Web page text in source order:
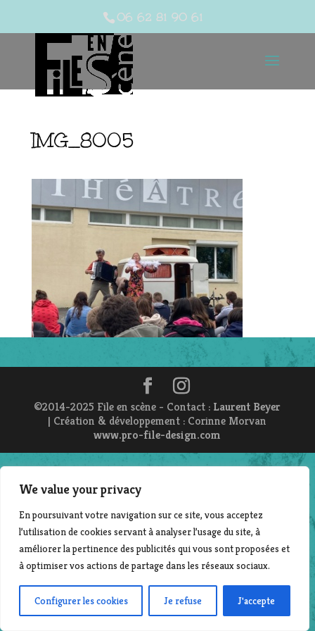
We value your privacy
En poursuivant votre navigation sur ce site, vous acceptez
l’utilisation de cookies servant à analyser l’usage du site, à
améliorer la pertinence des publicités qui vous sont proposées et
à optimiser vos actions de partage dans les réseaux sociaux.
Configurer les cookies Je refuse J'accepte
06 62 81 90 61
IMG_8005
©2014-2025 File en scène - Contact : Laurent Beyer
| Création & développement : Corinne Morvan
www.pro-file-design.com